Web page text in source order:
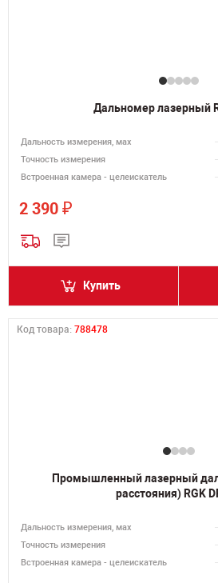
Дальномер лазерный
Дальность измерения, мах
Точность измерения
Встроенная камера - целеискатель
2 390 ₽
Купить
Код товара: 788478
Промышленный лазерный
расстояния) RGK
Дальность измерения, мах
Точность измерения
Встроенная камера - целеискатель